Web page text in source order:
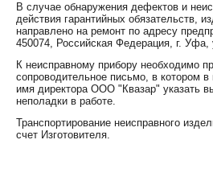
В случае обнаружения дефектов и
действия гарантийных обязательств,
направлено на ремонт по адресу
450074, Российская Федерация, г. Уфа,
К неисправному прибору необходимо
сопроводительное письмо, в котором
имя директора ООО "Квазар" указать
неполадки в работе.
Транспортирование неисправного
счет Изготовителя.